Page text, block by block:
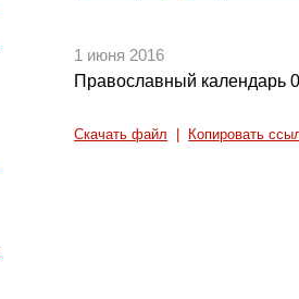
1 июня 2016
Православный календарь
Скачать файл Копировать